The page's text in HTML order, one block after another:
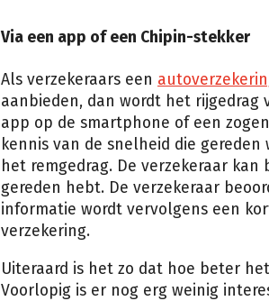
Via een app of een Chipin-stekker
Als verzekeraars een
aanbieden, dan wordt het rijgedrag
app op de smartphone of een
kennis van de snelheid die
het remgedrag. De verzekeraar
gereden hebt. De verzekeraar
informatie wordt vervolgens een
verzekering.
Uiteraard is het zo dat hoe beter
Voorlopig is er nog erg weinig